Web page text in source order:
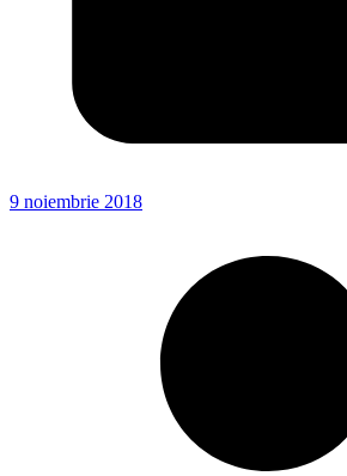
9 noiembrie 2018